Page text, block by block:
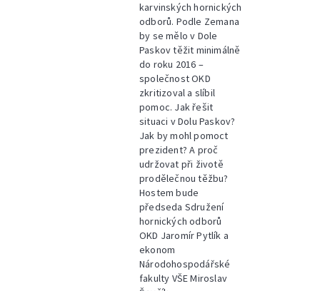
karvinských hornických
odborů. Podle Zemana
by se mělo v Dole
Paskov těžit minimálně
do roku 2016 –
společnost OKD
zkritizoval a slíbil
pomoc. Jak řešit
situaci v Dolu Paskov?
Jak by mohl pomoct
prezident? A proč
udržovat při životě
prodělečnou těžbu?
Hostem bude
předseda Sdružení
hornických odborů
OKD Jaromír Pytlík a
ekonom
Národohospodářské
fakulty VŠE Miroslav